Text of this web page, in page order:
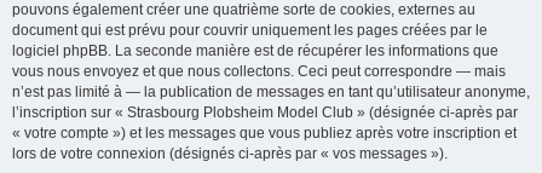
pouvons également créer une quatrième sorte de cookies, externes au
document qui est prévu pour couvrir uniquement les pages créées par le
logiciel phpBB. La seconde manière est de récupérer les informations que
vous nous envoyez et que nous collectons. Ceci peut correspondre — mais
n’est pas limité à — la publication de messages en tant qu’utilisateur anonyme,
l’inscription sur « Strasbourg Plobsheim Model Club » (désignée ci-après par
« votre compte ») et les messages que vous publiez après votre inscription et
lors de votre connexion (désignés ci-après par « vos messages »).